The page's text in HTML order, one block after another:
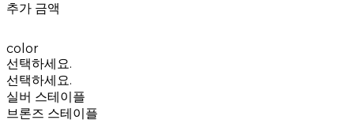
추가 금액
color
선택하세요.
선택하세요.
실버 스테이플
브론즈 스테이플